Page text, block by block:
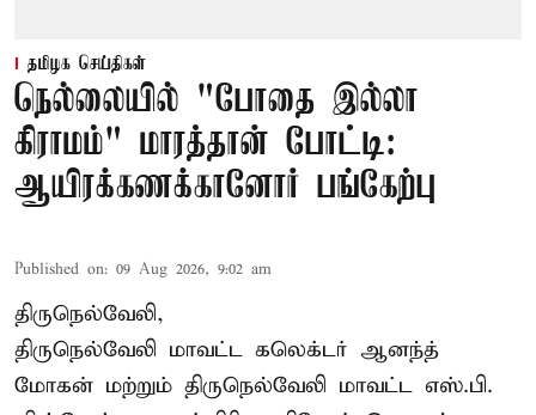
தமிழக செய்திகள்
நெல்லையில் "போதை இல்லா
கிராமம்" மாரத்தான் போட்டி:
ஆயிரக்கணக்கானோர் பங்கேற்பு
Published on: 09 Aug 2026, 9:02 am
திருநெல்வேலி,
திருநெல்வேலி மாவட்ட கலெக்டர் ஆனந்த்
மோகன் மற்றும் திருநெல்வேலி மாவட்ட எஸ்.பி.